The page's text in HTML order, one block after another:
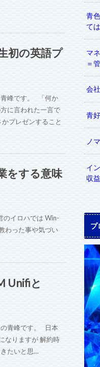
初の英語プ
峰です。 「何か
に言われた一言で
プレゼンすること
をする意味
イロハでは Win-
わった事や気づい
Unifiと
の青峰です。 日本
なりますが 解約時
たいと思…
青
て
マ
＝
会
青
ノ
イ
収
プ